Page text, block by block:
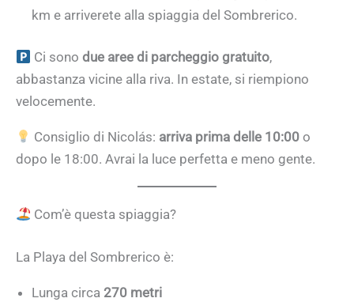
km e arriverete alla spiaggia del Sombrerico.
Ci sonodue aree di parcheggio gratuito,
abbastanza vicine alla riva. In estate, si riempiono
velocemente.
Consiglio di Nicolás: arriva prima delle 10:00 o
dopo le 18:00. Avrai la luce perfetta e meno gente.
Com’è questa spiaggia?
La Playa del Sombrerico è:
Lunga circa 270 metri